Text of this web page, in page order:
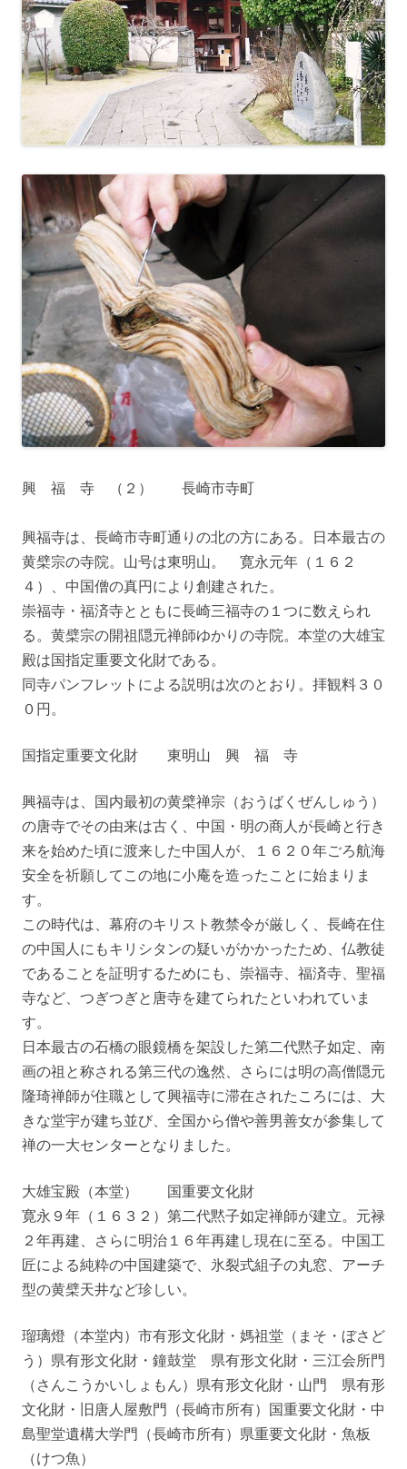
興 福 寺 （２） 長崎市寺町
興福寺は、長崎市寺町通りの北の方にある。日本最古の
黄檗宗の寺院。山号は東明山。 寛永元年（１６２
４）、中国僧の真円により創建された。
崇福寺・福済寺とともに長崎三福寺の１つに数えられ
る。黄檗宗の開祖隠元禅師ゆかりの寺院。本堂の大雄宝
殿は国指定重要文化財である。
同寺パンフレットによる説明は次のとおり。拝観料３０
０円。
国指定重要文化財 東明山 興 福 寺
興福寺は、国内最初の黄檗禅宗（おうばくぜんしゅう）
の唐寺でその由来は古く、中国・明の商人が長崎と行き
来を始めた頃に渡来した中国人が、１６２０年ごろ航海
安全を祈願してこの地に小庵を造ったことに始まりま
す。
この時代は、幕府のキリスト教禁令が厳しく、長崎在住
の中国人にもキリシタンの疑いがかかったため、仏教徒
であることを証明するためにも、崇福寺、福済寺、聖福
寺など、つぎつぎと唐寺を建てられたといわれていま
す。
日本最古の石橋の眼鏡橋を架設した第二代黙子如定、南
画の祖と称される第三代の逸然、さらには明の高僧隠元
隆琦禅師が住職として興福寺に滞在されたころには、大
きな堂宇が建ち並び、全国から僧や善男善女が参集して
禅の一大センターとなりました。
大雄宝殿（本堂） 国重要文化財
寛永９年（１６３２）第二代黙子如定禅師が建立。元禄
２年再建、さらに明治１６年再建し現在に至る。中国工
匠による純粋の中国建築で、氷裂式組子の丸窓、アーチ
型の黄檗天井など珍しい。
瑠璃燈（本堂内）市有形文化財・媽祖堂（まそ・ぼさど
う）県有形文化財・鐘鼓堂 県有形文化財・三江会所門
（さんこうかいしょもん）県有形文化財・山門 県有形
文化財・旧唐人屋敷門（長崎市所有）国重要文化財・中
島聖堂遺構大学門（長崎市所有）県重要文化財・魚板
（けつ魚）